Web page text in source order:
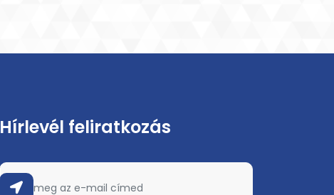
Hírlevél feliratkozás